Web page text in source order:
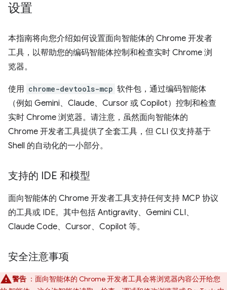
设置
本指南将向您介绍如何设置面向智能体的 Chrome 开发者
工具，以帮助您的编码智能体控制和检查实时 Chrome 浏
览器。
使用 chrome-devtools-mcp 软件包，通过编码智能体
（例如 Gemini、Claude、Cursor 或 Copilot）控制和检查
实时 Chrome 浏览器。请注意，虽然面向智能体的
Chrome 开发者工具提供了全套工具，但 CLI 仅支持基于
Shell 的自动化的一小部分。
支持的 IDE 和模型
面向智能体的 Chrome 开发者工具支持任何支持 MCP 协议
的工具或 IDE。其中包括 Antigravity、Gemini CLI、
Claude Code、Cursor、Copilot 等。
安全注意事项
警告 ：面向智能体的 Chrome 开发者工具会将浏览器内容公开给您